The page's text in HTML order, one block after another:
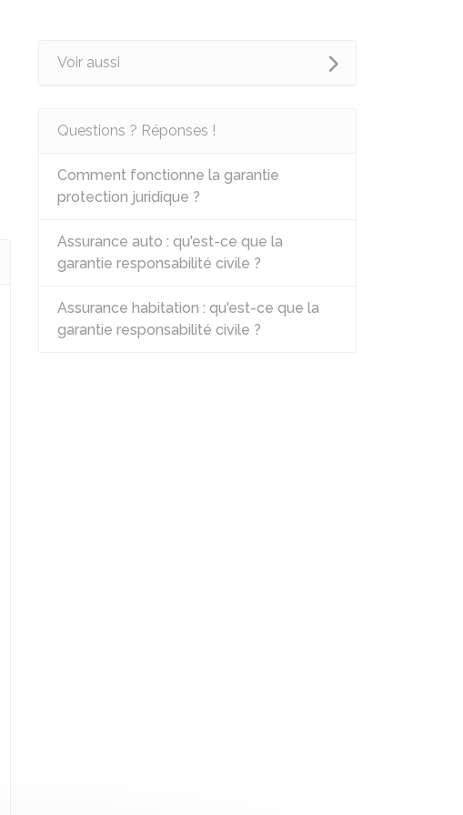
Voir aussi
Questions ? Réponses !
Comment fonctionne la garantie
protection juridique ?
Assurance auto : qu'est-ce que la
garantie responsabilité civile ?
Assurance habitation : qu'est-ce que la
garantie responsabilité civile ?